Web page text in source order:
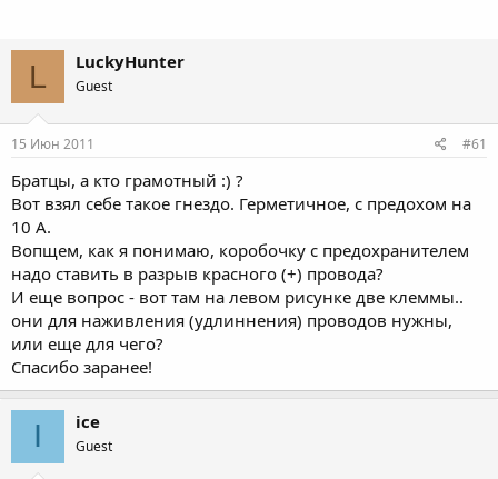
L LuckyHunter
Guest
15 Июн 2011 #61
Братцы, а кто грамотный :) ?
Вот взял себе такое гнездо. Герметичное, с предохом на
10 А.
Вопщем, как я понимаю, коробочку с предохранителем
надо ставить в разрыв красного (+) провода?
И еще вопрос - вот там на левом рисунке две клеммы..
они для наживления (удлиннения) проводов нужны,
или еще для чего?
Спасибо заранее!
I ice
Guest